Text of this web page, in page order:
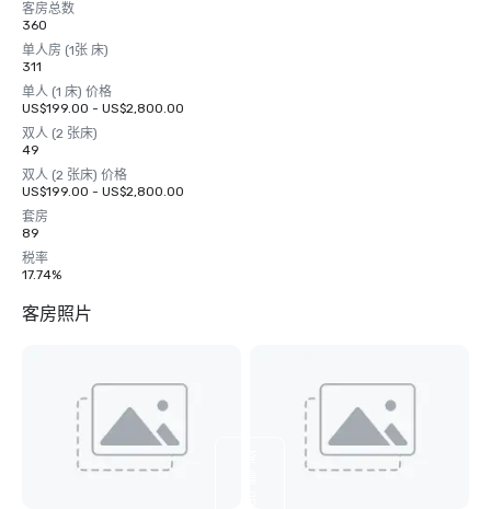
客房总数
360
单人房 (1张 床)
311
单人 (1 床) 价格
US$199.00 - US$2,800.00
双人 (2 张床)
49
双人 (2 张床) 价格
US$199.00 - US$2,800.00
套房
89
税率
17.74%
客房照片